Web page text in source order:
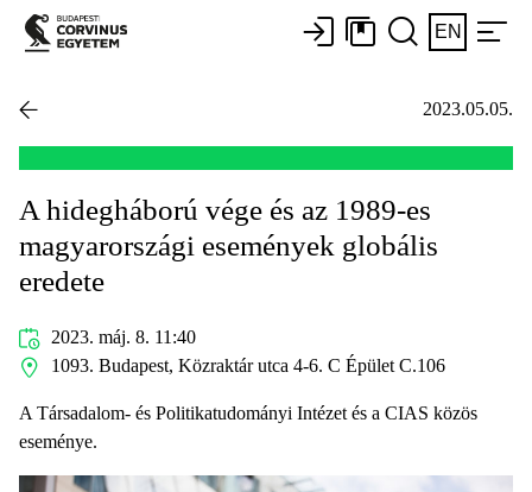
EN
2023.05.05.
A hidegháború vége és az 1989-es
magyarországi események globális
eredete
2023. máj. 8. 11:40
1093. Budapest, Közraktár utca 4-6. C Épület C.106
A Társadalom- és Politikatudományi Intézet és a CIAS közös
eseménye.